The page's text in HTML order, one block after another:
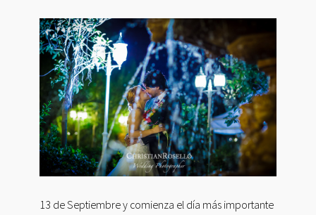
13 de Septiembre y comienza el día más importante